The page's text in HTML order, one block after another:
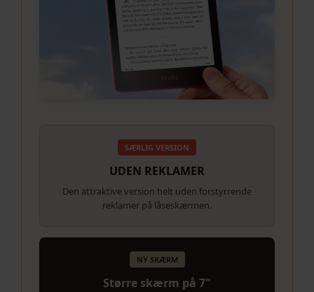
SÆRLIG VERSION
UDEN REKLAMER
Den attraktive version helt uden forstyrrende
reklamer på låseskærmen.
NY SKÆRM
Større skærm på 7"